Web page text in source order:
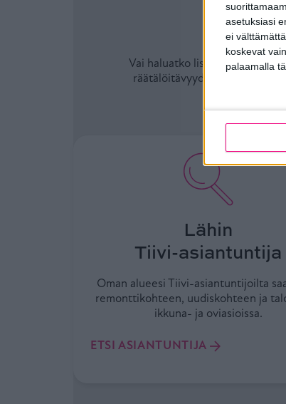
asetuksiasi
ei
koskevat
palaamalla
Vai haluatko lisätietoja
räätälöitävyydestä? Voit
Lähin
Tiivi-asiantuntija
Oman alueesi Tiivi-asiantuntijoilta
remonttikohteen, uudiskohteen ja
ikkuna- ja oviasioissa.
ETSI ASIANTUNTIJA